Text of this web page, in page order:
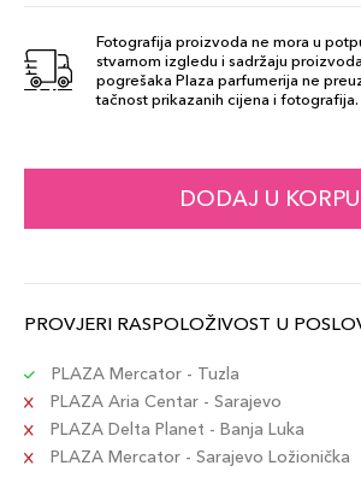
Fotografija proizvoda ne mora u
stvarnom izgledu i sadržaju
pogrešaka Plaza parfumerija ne
tačnost prikazanih cijena i fotografija.
DODAJ U KORPU
PROVJERI RASPOLOŽIVOST U
PLAZA Mercator - Tuzla
PLAZA Aria Centar - Sarajevo
PLAZA Delta Planet - Banja Luka
PLAZA Mercator - Sarajevo Ložionička